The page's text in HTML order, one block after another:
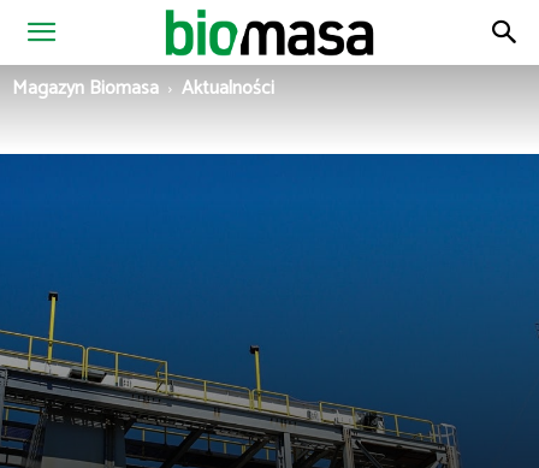
Magazyn
Magazyn Biomasa Aktualności